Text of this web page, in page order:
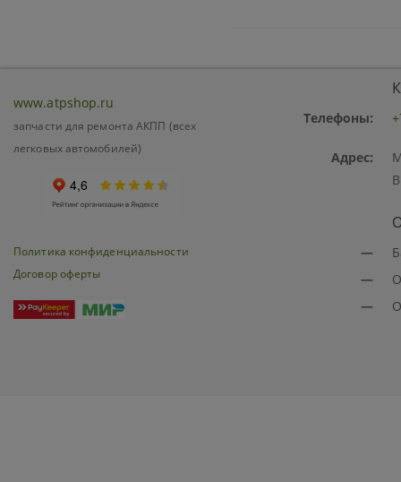
www.atpshop.ru
запчасти для ремонта АКПП (всех
легковых автомобилей)
Политика конфиденциальности
Договор оферты
Телефоны:
Адрес:
—
—
—